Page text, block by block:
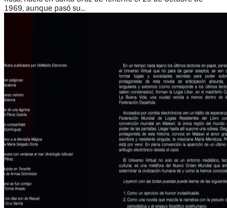
1969, aunque pasó su...